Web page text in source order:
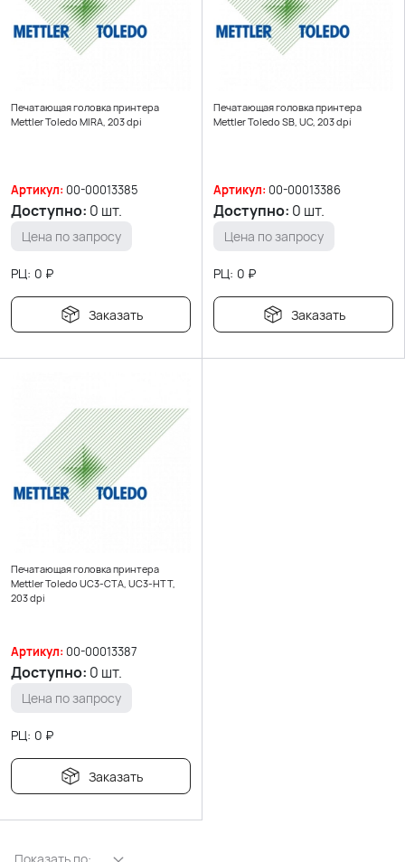
Печатающая головка принтера
Mettler Toledo MIRA, 203 dpi
Артикул: 00-00013385
Доступно: 0 шт.
Цена по запросу
РЦ: 0 ₽
Заказать
Печатающая головка принтера
Mettler Toledo SB, UC, 203 dpi
Артикул: 00-00013386
Доступно: 0 шт.
Цена по запросу
РЦ: 0 ₽
Заказать
Печатающая головка принтера
Mettler Toledo UC3-CTA, UC3-HTT,
203 dpi
Артикул: 00-00013387
Доступно: 0 шт.
Цена по запросу
РЦ: 0 ₽
Заказать